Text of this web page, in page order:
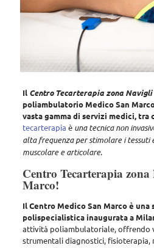
Il Centro Tecarterapia zona
poliambulatorio Medico San
vasta gamma di servizi medici, tra
tecarterapia è una tecnica non
alta frequenza per stimolare i tessuti
muscolare e articolare.
Centro Tecarterapia
Marco!
Il Centro Medico San Marco è
polispecialistica inaugurata a
attività poliambulatoriale, offrendo
strumentali diagnostici, fisioterapia,